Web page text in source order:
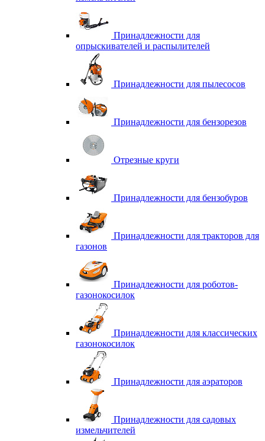
Принадлежности для
опрыскивателей и распылителей
Принадлежности для пылесосов
Принадлежности для бензорезов
Отрезные круги
Принадлежности для бензобуров
Принадлежности для тракторов для
газонов
Принадлежности для роботов-
газонокосилок
Принадлежности для классических
газонокосилок
Принадлежности для аэраторов
Принадлежности для садовых
измельчителей